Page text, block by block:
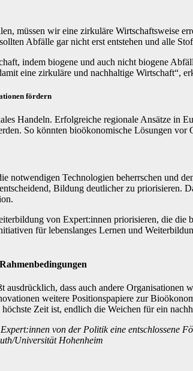
müssen wir eine zirkuläre Wirtschaftsweise
Abfälle gar nicht erst entstehen und alle
indem biogene und auch nicht biogene
eine zirkuläre und nachhaltige Wirtschaft“,
fördern
Handeln. Erfolgreiche regionale Ansätze in
So könnten bioökonomische Lösungen vor
notwendigen Technologien beherrschen und
Bildung deutlicher zu priorisieren.
von Expert:innen priorisieren, die
für lebenslanges Lernen und
dass auch andere
weitere Positionspapiere zur
Zeit ist, endlich die Weichen für ein
von der Politik eine entschlossene
Universität Hohenheim